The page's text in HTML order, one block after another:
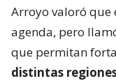
Arroyo valoró que
agenda, pero
que permitan
distintas